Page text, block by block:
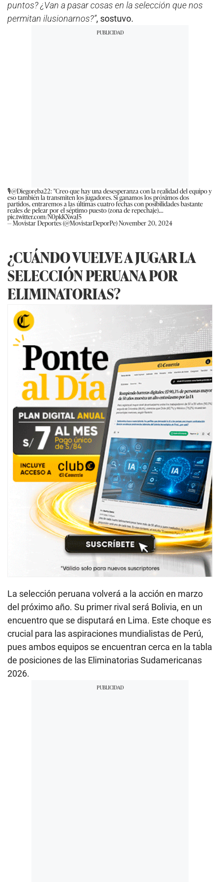
puntos? ¿Van a pasar cosas en la selección que nos
permitan ilusionarnos?”, sostuvo.
🎙@Diegoreba22: "Creo que hay una desesperanza con la realidad del equipo y
eso también la transmiten los jugadores. Si ganamos los próximos dos
partidos, entraremos a las últimas cuatro fechas con posibilidades bastante
reales de pelear por el séptimo puesto (zona de repechaje).…
pic.twitter.com/N0pkKXwaJ5
— Movistar Deportes (@MovistarDeporPe)November 20, 2024
¿CUÁNDO VUELVE A JUGAR LA
SELECCIÓN PERUANA POR
ELIMINATORIAS?
La selección peruana volverá a la acción en marzo
del próximo año. Su primer rival será Bolivia, en un
encuentro que se disputará en Lima. Este choque es
crucial para las aspiraciones mundialistas de Perú,
pues ambos equipos se encuentran cerca en la tabla
de posiciones de las Eliminatorias Sudamericanas
2026.